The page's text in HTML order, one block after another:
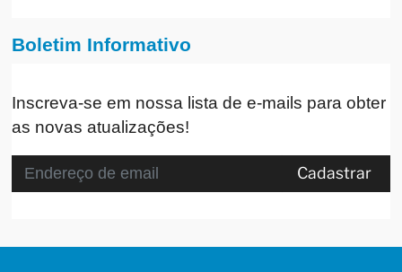
Boletim Informativo
Inscreva-se em nossa lista de e-mails para obter
as novas atualizações!
Cadastrar